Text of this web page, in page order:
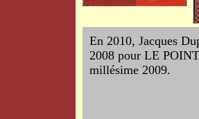
En 2010, Jacques
2008 pour LE
millésime 2009.